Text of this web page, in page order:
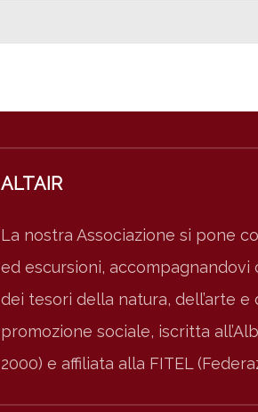
ALTAIR
La nostra Associazione si pone
ed escursioni,
dei tesori della natura, dell’arte e
promozione sociale, iscritta
2000) e affiliata alla FITEL